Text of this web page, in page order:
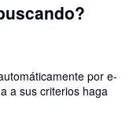
por e-
a sus criterios haga